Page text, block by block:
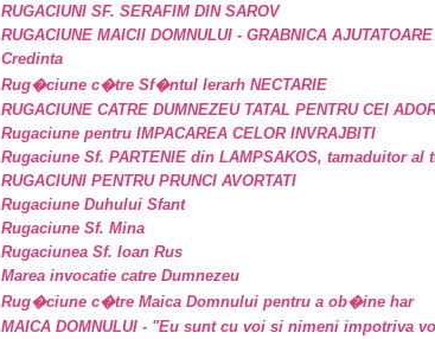
RUGACIUNI SF. SERAFIM DIN SAROV
RUGACIUNE MAICII DOMNULUI - GRABNICA AJUTATOARE
Credinta
Rug�ciune c�tre Sf�ntul Ierarh NECTARIE
RUGACIUNE CATRE DUMNEZEU TATAL PENTRU CEI
Rugaciune pentru IMPACAREA CELOR INVRAJBITI
Rugaciune Sf. PARTENIE din LAMPSAKOS, tamaduitor
RUGACIUNI PENTRU PRUNCI AVORTATI
Rugaciune Duhului Sfant
Rugaciune Sf. Mina
Rugaciunea Sf. Ioan Rus
Marea invocatie catre Dumnezeu
Rug�ciune c�tre Maica Domnului pentru a ob�ine har
MAICA DOMNULUI - "Eu sunt cu voi si nimeni impotriva